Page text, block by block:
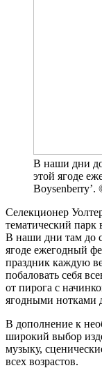
В наши дни
этой ягоде
Boysenberry’.
Селекционер
тематический
В наши дни там до
ягоде ежегодный
праздник каждую
побаловать себя
от пирога с
ягодными нотками
В дополнение к
широкий выбор
музыку,
всех возрастов.